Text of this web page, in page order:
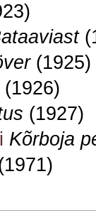
(1925)
(1926)
(1927)
Kõrboja